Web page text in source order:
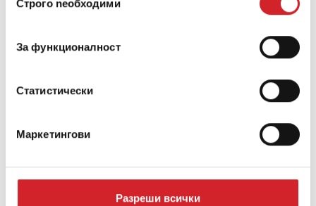
наСтрого nеобходими
За функционалност
Статистически
Маркетингови
Разреши всички